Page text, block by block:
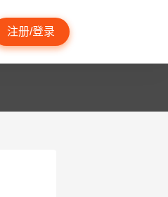
注册/登录